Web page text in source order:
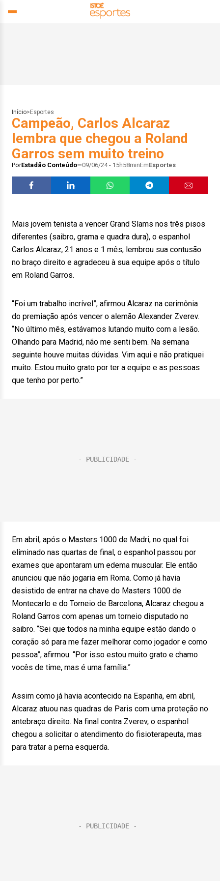
Início> Esportes
Campeão, Carlos Alcaraz
lembra que chegou a Roland
Garros sem muito treino
PorEstadão Conteúdo 09/06/24 - 15h58minEmEsportes
Mais jovem tenista a vencer Grand Slams nos três pisos
diferentes (saibro, grama e quadra dura), o espanhol
Carlos Alcaraz, 21 anos e 1 mês, lembrou sua contusão
no braço direito e agradeceu à sua equipe após o título
em Roland Garros.
“Foi um trabalho incrível”, afirmou Alcaraz na cerimônia
do premiação após vencer o alemão Alexander Zverev.
“No último mês, estávamos lutando muito com a lesão.
Olhando para Madrid, não me senti bem. Na semana
seguinte houve muitas dúvidas. Vim aqui e não pratiquei
muito. Estou muito grato por ter a equipe e as pessoas
que tenho por perto.”
Em abril, após o Masters 1000 de Madri, no qual foi
eliminado nas quartas de final, o espanhol passou por
exames que apontaram um edema muscular. Ele então
anunciou que não jogaria em Roma. Como já havia
desistido de entrar na chave do Masters 1000 de
Montecarlo e do Torneio de Barcelona, Alcaraz chegou a
Roland Garros com apenas um torneio disputado no
saibro. “Sei que todos na minha equipe estão dando o
coração só para me fazer melhorar como jogador e como
pessoa”, afirmou. “Por isso estou muito grato e chamo
vocês de time, mas é uma família.”
Assim como já havia acontecido na Espanha, em abril,
Alcaraz atuou nas quadras de Paris com uma proteção no
antebraço direito. Na final contra Zverev, o espanhol
chegou a solicitar o atendimento do fisioterapeuta, mas
para tratar a perna esquerda.